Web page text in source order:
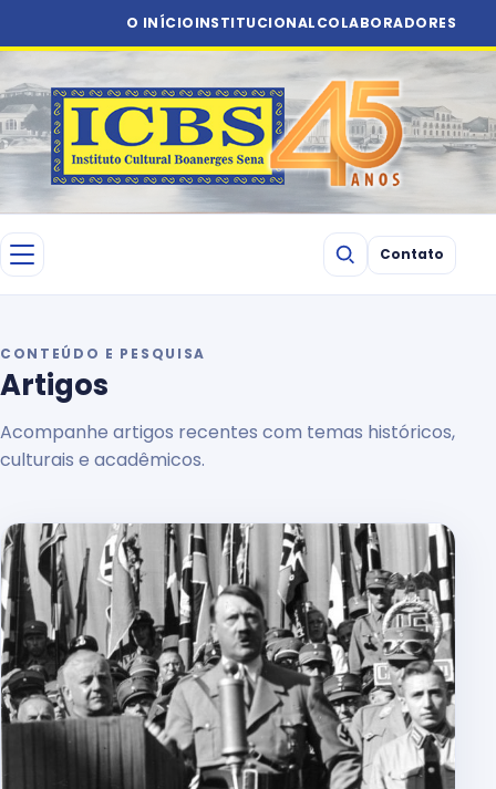
O INÍCIOINSTITUCIONALCOLABORADORES
Contato
CONTEÚDO E PESQUISA
Artigos
Acompanhe artigos recentes com temas históricos,
culturais e acadêmicos.